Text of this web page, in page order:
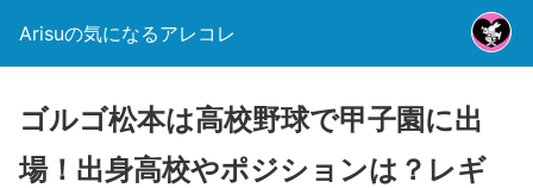
Arisuの気になるアレコレ
ゴルゴ松本は高校野球で甲子園に出
場！出身高校やポジションは？レギ